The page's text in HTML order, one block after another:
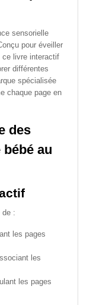
sensorielle
pour éveiller
ce livre interactif
différentes
spécialisée
chaque page en
des
au
de :
les pages
les
les pages